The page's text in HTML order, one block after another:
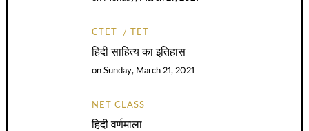
CTET TET
हिंदी साहित्य का इतिहास
onSunday, March 21, 2021
NET CLASS
हिदी वर्णमाला